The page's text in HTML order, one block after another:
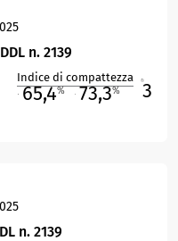
n. 2139
Indice di compattezza
65,4% 73,3% 3
n. 2139